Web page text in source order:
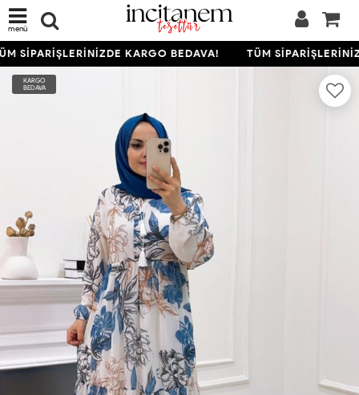
menü
SİPARİŞLERİNİZDE KARGO BEDAVA! TÜM
KARGO
BEDAVA